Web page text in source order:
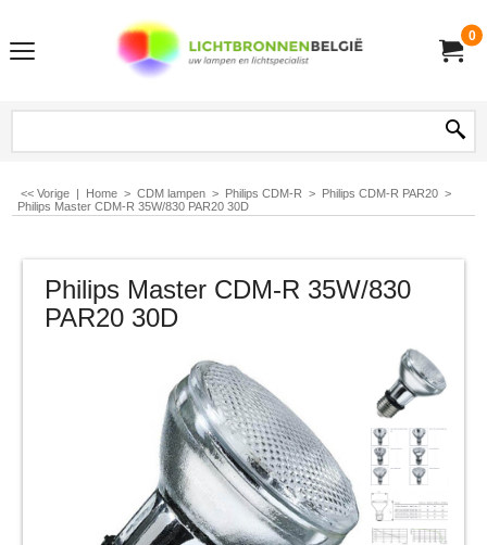
0
<< Vorige | Home > CDM lampen > Philips CDM-R > Philips CDM-R PAR20 >
Philips Master CDM-R 35W/830 PAR20 30D
Philips Master CDM-R 35W/830
PAR20 30D